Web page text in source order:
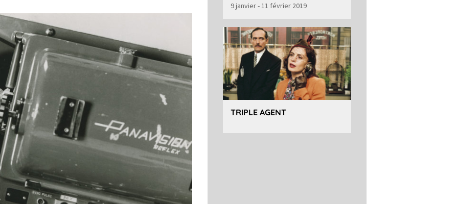
9 janvier - 11 février 2019
TRIPLE AGENT